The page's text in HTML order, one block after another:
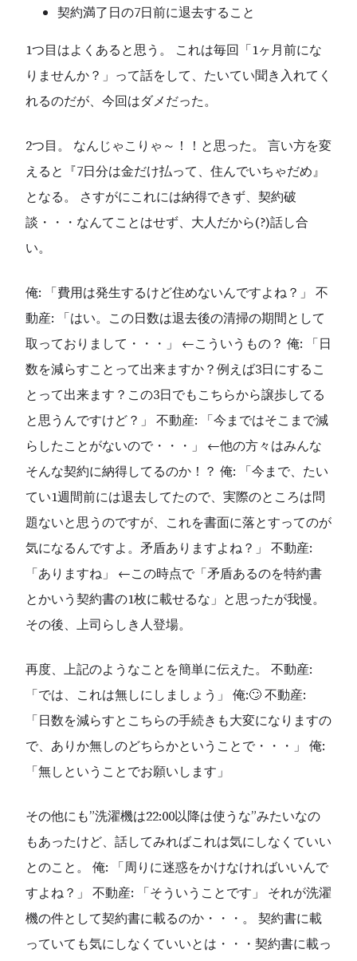
契約満了日の7日前に退去すること
1つ目はよくあると思う。 これは毎回「1ヶ月前にな
りませんか？」って話をして、たいてい聞き入れてく
れるのだが、今回はダメだった。
2つ目。 なんじゃこりゃ～！！と思った。 言い方を変
えると『7日分は金だけ払って、住んでいちゃだめ』
となる。 さすがにこれには納得できず、契約破
談・・・なんてことはせず、大人だから(?)話し合
い。
俺: 「費用は発生するけど住めないんですよね？」 不
動産: 「はい。この日数は退去後の清掃の期間として
取っておりまして・・・」 ←こういうもの？ 俺: 「日
数を減らすことって出来ますか？例えば3日にするこ
とって出来ます？この3日でもこちらから譲歩してる
と思うんですけど？」 不動産: 「今まではそこまで減
らしたことがないので・・・」 ←他の方々はみんな
そんな契約に納得してるのか！？ 俺: 「今まで、たい
てい1週間前には退去してたので、実際のところは問
題ないと思うのですが、これを書面に落とすってのが
気になるんですよ。矛盾ありますよね？」 不動産:
「ありますね」 ←この時点で「矛盾あるのを特約書
とかいう契約書の1枚に載せるな」と思ったが我慢。
その後、上司らしき人登場。
再度、上記のようなことを簡単に伝えた。 不動産:
「では、これは無しにしましょう」 俺:🙄 不動産:
「日数を減らすとこちらの手続きも大変になりますの
で、ありか無しのどちらかということで・・・」 俺:
「無しということでお願いします」
その他にも”洗濯機は22:00以降は使うな”みたいなの
もあったけど、話してみればこれは気にしなくていい
とのこと。 俺: 「周りに迷惑をかけなければいいんで
すよね？」 不動産: 「そういうことです」 それが洗濯
機の件として契約書に載るのか・・・。 契約書に載
っていても気にしなくていいとは・・・契約書に載っ